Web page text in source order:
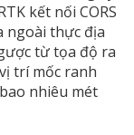
kết nối CORS
ngoài thực địa
từ tọa độ ra
trí mốc ranh
nhiêu mét